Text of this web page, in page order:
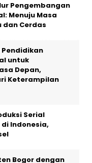
Pengembangan
Menuju Masa
dan Cerdas
Pendidikan
untuk
Depan,
Keterampilan
Serial
Indonesia,
Bogor dengan